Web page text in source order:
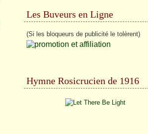
Les Buveurs en Ligne
(Si les bloqueurs de publicité le tolèrent)
Hymne Rosicrucien de 1916